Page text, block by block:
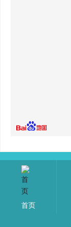
首页